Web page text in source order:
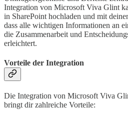
Integration von Microsoft Viva Glint
in SharePoint hochladen und mit
dass alle wichtigen Informationen an
die Zusammenarbeit und
erleichtert.
Vorteile der Integration
Die Integration von Microsoft Viva
bringt dir zahlreiche Vorteile: